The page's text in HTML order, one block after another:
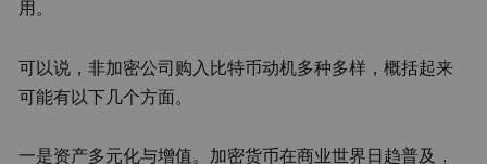
用。
可以说，非加密公司购入比特币动机多种多样，概括起来
可能有以下几个方面。
一是资产多元化与增值。加密货币在商业世界日趋普及，